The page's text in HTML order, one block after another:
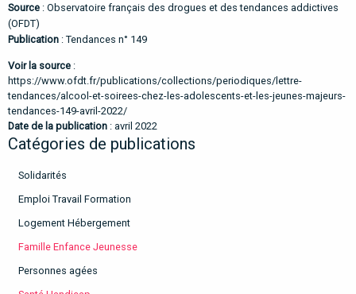
Source : Observatoire français des drogues et des tendances addictives
(OFDT)
Publication : Tendances n° 149
Voir la source :
https://www.ofdt.fr/publications/collections/periodiques/lettre-
tendances/alcool-et-soirees-chez-les-adolescents-et-les-jeunes-majeurs-
tendances-149-avril-2022/
Date de la publication : avril 2022
Catégories de publications
Solidarités
Emploi Travail Formation
Logement Hébergement
Famille Enfance Jeunesse
Personnes agées